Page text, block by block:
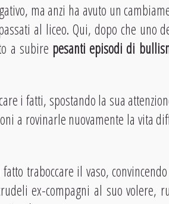
ma anzi ha avuto un
al liceo. Qui, dopo che uno
a subire pesanti episodi di
i fatti, spostando la sua
a rovinarle nuovamente la vita
traboccare il vaso,
ex-compagni al suo volere,